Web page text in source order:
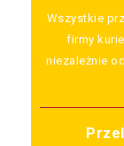
Wszystkie
firmy
niezależnie